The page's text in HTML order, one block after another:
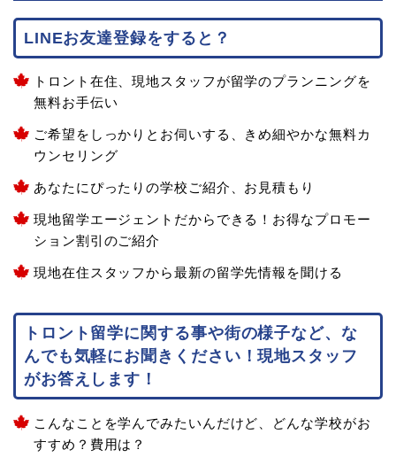
LINEお友達登録をすると？
トロント在住、現地スタッフが留学のプランニングを
無料お手伝い
ご希望をしっかりとお伺いする、きめ細やかな無料カ
ウンセリング
あなたにぴったりの学校ご紹介、お見積もり
現地留学エージェントだからできる！お得なプロモー
ション割引のご紹介
現地在住スタッフから最新の留学先情報を聞ける
トロント留学に関する事や街の様子など、な
んでも気軽にお聞きください！現地スタッフ
がお答えします！
こんなことを学んでみたいんだけど、どんな学校がお
すすめ？費用は？